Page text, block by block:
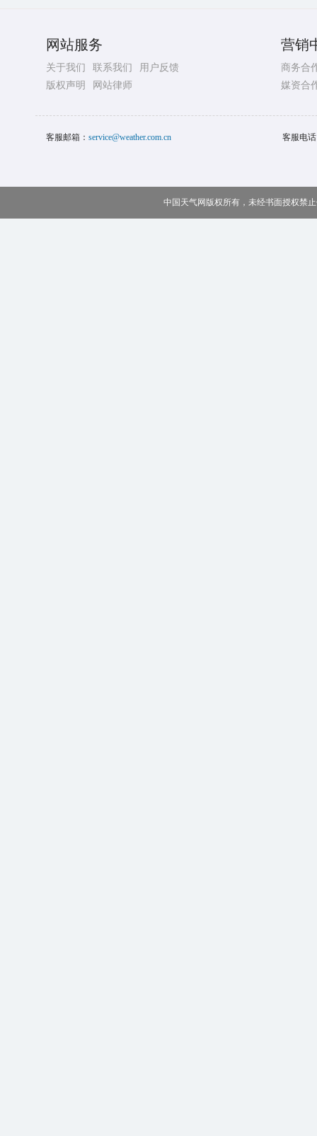
网站服务
关于我们 联系我们
用户反馈
版权声明
网站律师
营销
商务合
媒资合
客服邮箱： service@weather.com.cn 客服电
中国天气网版权所有，未经书面授权